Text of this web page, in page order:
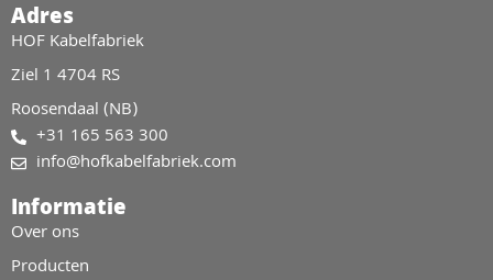
Adres
HOF Kabelfabriek
Ziel 1 4704 RS
Roosendaal (NB)
+31 165 563 300
info@hofkabelfabriek.com
Informatie
Over ons
Producten